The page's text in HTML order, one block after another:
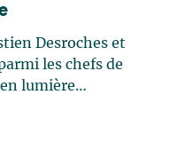
Desroches et
les chefs de
lumière
Valérie